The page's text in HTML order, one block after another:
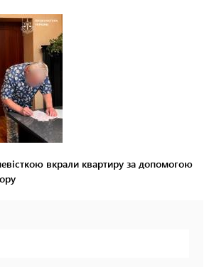
вкрали квартиру за допомогою